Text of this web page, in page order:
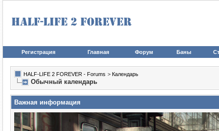
Регистрация Главная Форум Баны
HALF-LIFE 2 FOREVER - Forums > Календарь
Обычный календарь
Важная информация